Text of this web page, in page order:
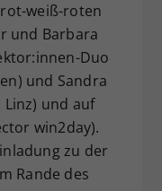
weiß-roten
und Barbara
Duo
und Sandra
Linz) und auf
win2day).
zu der
Rande des